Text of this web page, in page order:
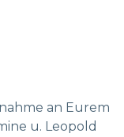
an Eurem
u. Leopold